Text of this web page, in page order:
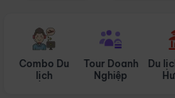
Combo Du
lịch
Tour Doanh
Nghiệp
Du